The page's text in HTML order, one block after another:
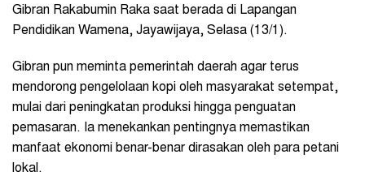
Gibran Rakabumin Raka saat berada di Lapangan
Pendidikan Wamena, Jayawijaya, Selasa (13/1).
Gibran pun meminta pemerintah daerah agar terus
mendorong pengelolaan kopi oleh masyarakat setempat,
mulai dari peningkatan produksi hingga penguatan
pemasaran. Ia menekankan pentingnya memastikan
manfaat ekonomi benar-benar dirasakan oleh para petani
lokal.